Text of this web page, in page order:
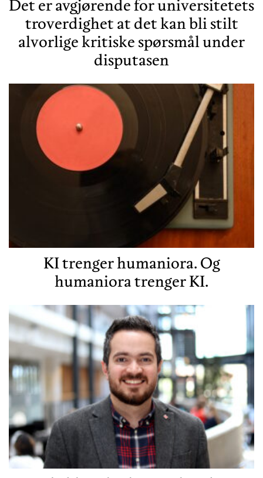
Det er avgjørende for universitetets
troverdighet at det kan bli stilt
alvorlige kritiske spørsmål under
disputasen
KI trenger humaniora. Og
humaniora trenger KI.